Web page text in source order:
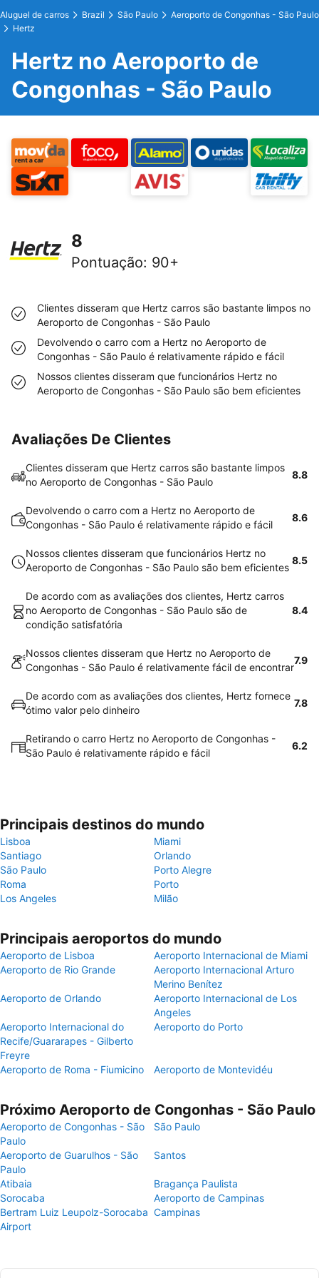
Aluguel de carros Brazil São Paulo
Aeroporto de Congonhas - São Paulo
Hertz
Hertz no Aeroporto de
Congonhas - São Paulo
8
Pontuação: 90+
Clientes disseram que Hertz carros são bastante limpos no
Aeroporto de Congonhas - São Paulo
Devolvendo o carro com a Hertz no Aeroporto de
Congonhas - São Paulo é relativamente rápido e fácil
Nossos clientes disseram que funcionários Hertz no
Aeroporto de Congonhas - São Paulo são bem eficientes
Avaliações De Clientes
Clientes disseram que Hertz carros são bastante limpos
no Aeroporto de Congonhas - São Paulo
8.8
Devolvendo o carro com a Hertz no Aeroporto de
Congonhas - São Paulo é relativamente rápido e fácil
8.6
Nossos clientes disseram que funcionários Hertz no
Aeroporto de Congonhas - São Paulo são bem eficientes
8.5
De acordo com as avaliações dos clientes, Hertz carros
no Aeroporto de Congonhas - São Paulo são de
condição satisfatória
8.4
Nossos clientes disseram que Hertz no Aeroporto de
Congonhas - São Paulo é relativamente fácil de encontrar
7.9
De acordo com as avaliações dos clientes, Hertz fornece
ótimo valor pelo dinheiro
7.8
Retirando o carro Hertz no Aeroporto de Congonhas -
São Paulo é relativamente rápido e fácil
6.2
Principais destinos do mundo
Lisboa
Miami
Santiago
Orlando
São Paulo
Porto Alegre
Roma
Porto
Los Angeles
Milão
Principais aeroportos do mundo
Aeroporto de Lisboa
Aeroporto Internacional de Miami
Aeroporto de Rio Grande
Aeroporto Internacional Arturo
Merino Benítez
Aeroporto de Orlando
Aeroporto Internacional de Los
Angeles
Aeroporto Internacional do
Recife/Guararapes - Gilberto
Freyre
Aeroporto do Porto
Aeroporto de Roma - Fiumicino Aeroporto de Montevidéu
Próximo Aeroporto de Congonhas - São Paulo
Aeroporto de Congonhas - São
Paulo
São Paulo
Aeroporto de Guarulhos - São
Paulo
Santos
Atibaia
Bragança Paulista
Sorocaba
Aeroporto de Campinas
Bertram Luiz Leupolz-Sorocaba
Airport
Campinas